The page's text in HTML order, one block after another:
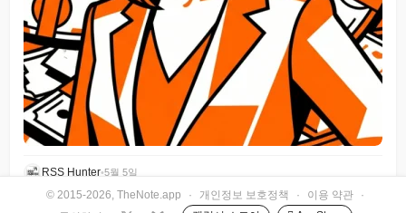
RSS Hunter•5월 5일
© 2015-2026, TheNote.app · 개인정보 보호정책 · 이용 약관
·